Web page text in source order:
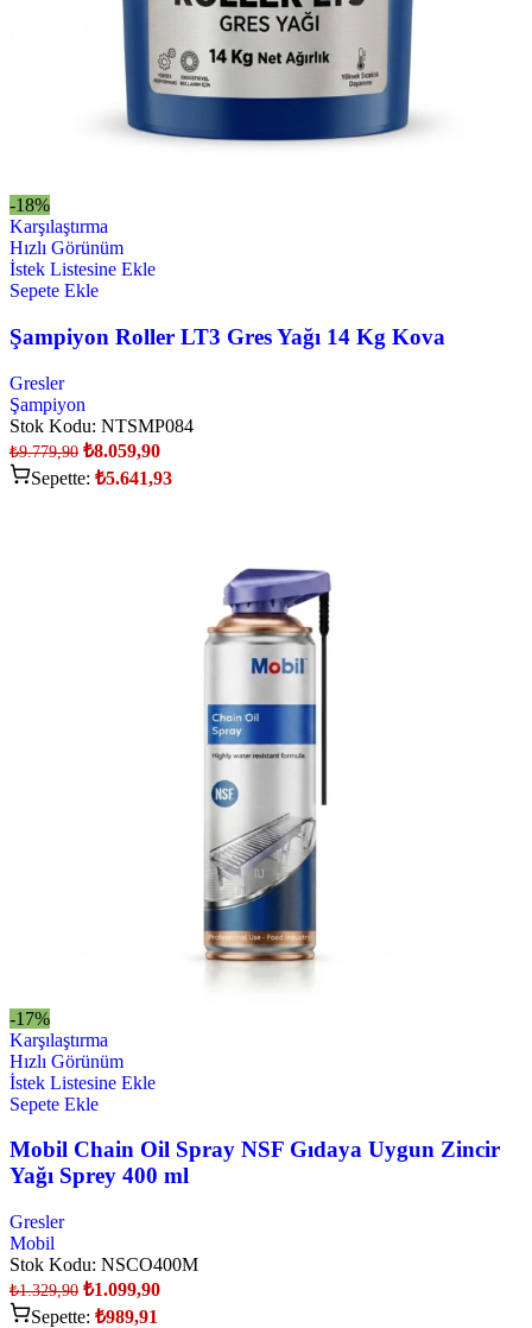
-18%
Karşılaştırma
Hızlı Görünüm
İstek Listesine Ekle
Sepete Ekle
Şampiyon Roller LT3 Gres Yağı 14 Kg Kova
Gresler
Şampiyon
Stok Kodu: NTSMP084
₺9.779,90 ₺8.059,90
Sepette: ₺5.641,93
-17%
Karşılaştırma
Hızlı Görünüm
İstek Listesine Ekle
Sepete Ekle
Mobil Chain Oil Spray NSF Gıdaya Uygun Zincir
Yağı Sprey 400 ml
Gresler
Mobil
Stok Kodu: NSCO400M
₺1.329,90 ₺1.099,90
Sepette: ₺989,91